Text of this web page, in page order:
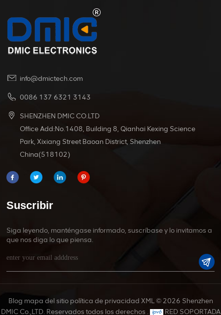
info@dmictech.com
0086 137 6321 3143
SHENZHEN DMIC CO.LTD
Office Add:No.1408, Building 8, Qianhai Kexing Science
Park, Xixiang Street Baoan District, Shenzhen
China(518102)
Suscribir
Siga leyendo, manténgase informado, suscríbase y lo invitamos a
que nos diga lo que piensa.
Blog mapa del sitio política de privacidad XML© 2026 Shenzhen
DMIC Co.,LTD. Reservados todos los derechos .
RED SOPORTADA